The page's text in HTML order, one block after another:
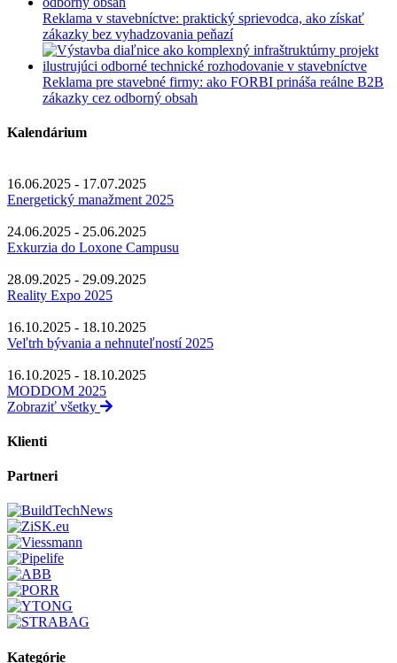
gestures.
Reklama v stavebníctve: praktický sprievodca, ako získať
zákazky bez vyhadzovania peňazí
Reklama pre stavebné firmy: ako FORBI prináša reálne B2B
zákazky cez odborný obsah
Kalendárium
16.06.2025 - 17.07.2025
Energetický manažment 2025
24.06.2025 - 25.06.2025
Exkurzia do Loxone Campusu
28.09.2025 - 29.09.2025
Reality Expo 2025
16.10.2025 - 18.10.2025
Veľtrh bývania a nehnuteľností 2025
16.10.2025 - 18.10.2025
MODDOM 2025
Zobraziť všetky
Klienti
Partneri
Kategórie